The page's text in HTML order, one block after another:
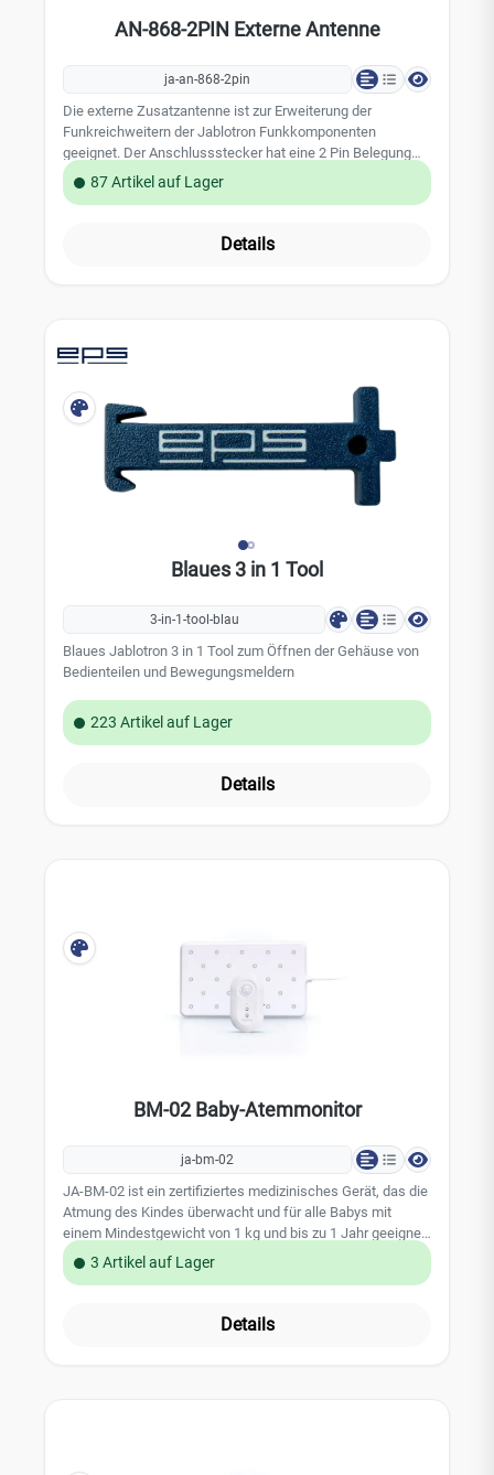
AN-868-2PIN Externe Antenne
ja-an-868-2pin
Die externe Zusatzantenne ist zur Erweiterung der
Funkreichweitern der Jablotron Funkkomponenten
geeignet. Der Anschlussstecker hat eine 2 Pin Belegung
und ist für ältere JABLOTRON 100 Komponenten geeignet.
Die Funkantenne arbeitet im Frequenzband 868 MHz und
Zuleitungen sind sabotageüberwacht. Leistungmerkmale: -
Sicherheitsstufe: Grad 2, EN 50131-1
87 Artikel auf Lager
Details
Blaues 3 in 1 Tool
3-in-1-tool-blau
Blaues Jablotron 3 in 1 Tool zum Öffnen der Gehäuse von
Bedienteilen und Bewegungsmeldern
223 Artikel auf Lager
Details
BM-02 Baby-Atemmonitor
ja-bm-02
JA-BM-02 ist ein zertifiziertes medizinisches Gerät, das die
Atmung des Kindes überwacht und für alle Babys mit
einem Mindestgewicht von 1 kg und bis zu 1 Jahr geeignet
ist. Es signalisiert die Verlangsamung der Atmungsrate des
Babys und warnt auf diese Weise vor einem möglichen
Anschalten durchgeführt, sodass es sich nicht spontan
3 Artikel auf Lager
Details